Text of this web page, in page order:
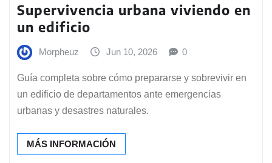
Supervivencia urbana viviendo en
un edificio
Morpheuz Jun 10, 2026 0
Guía completa sobre cómo prepararse y sobrevivir en
un edificio de departamentos ante emergencias
urbanas y desastres naturales.
MÁS INFORMACIÓN